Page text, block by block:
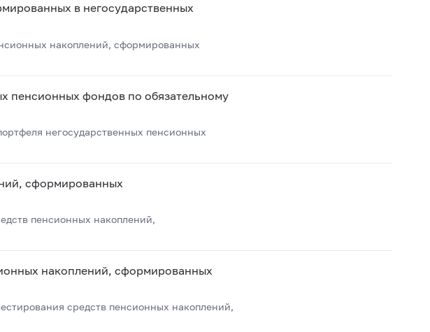
в негосударственных
накоплений, сформированных
пенсионных фондов по обязательному
негосударственных пенсионных
сформированных
пенсионных накоплений,
накоплений, сформированных
средств пенсионных накоплений,